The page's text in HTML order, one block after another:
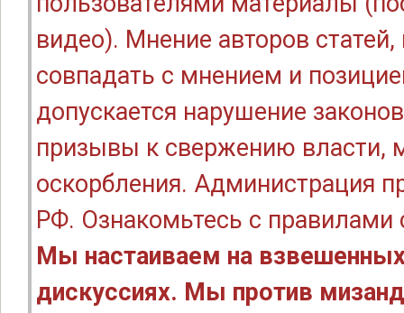
видео). Мнение авторов
совпадать с мнением и
допускается нарушение
призывы к свержению власти,
оскорбления. Администрация
РФ. Ознакомьтесь с правилами
Мы настаиваем на
дискуссиях. Мы против